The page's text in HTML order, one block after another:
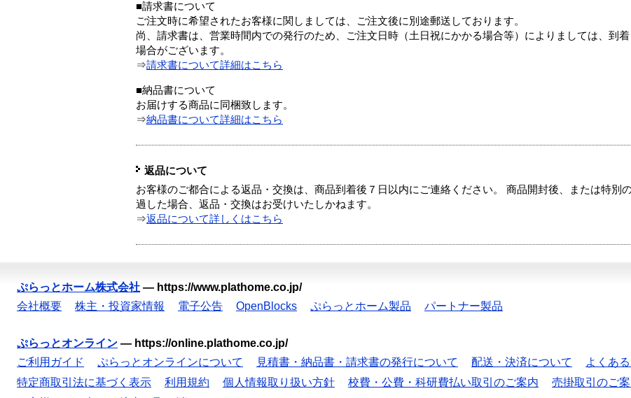
■請求書について
ご注文時に希望されたお客様に関しましては、ご注文後に別途郵送しております。
尚、請求書は、営業時間内での発行のため、ご注文日時（土日祝にかかる場合等）によりましては、到
場合がございます。
⇒請求書について詳細はこちら
■納品書について
お届けする商品に同梱致します。
⇒納品書について詳細はこちら
返品について
お客様のご都合による返品・交換は、商品到着後７日以内にご連絡ください。 商品開封後、または特別
過した場合、返品・交換はお受けいたしかねます。
⇒返品について詳しくはこちら
ぷらっとホーム株式会社 — https://www.plathome.co.jp/
会社概要
株主・投資家情報 電子公告 OpenBlocks ぷらっとホーム製品 パートナー製品
ぷらっとオンライン — https://online.plathome.co.jp/
ご利用ガイド
ぷらっとオンラインについて 見積書・納品書・請求書の発行について 配送・決済について
よくあ
特定商取引法に基づく表示
利用規約 個人情報取り扱い方針 校費・公費・科研費払い取引のご案内 売掛取引のご